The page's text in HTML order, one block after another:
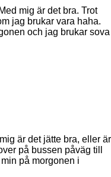
mig är det bra. Trot
jag brukar vara haha.
och jag brukar sova
är det jätte bra, eller är
på bussen påväg till
på morgonen i